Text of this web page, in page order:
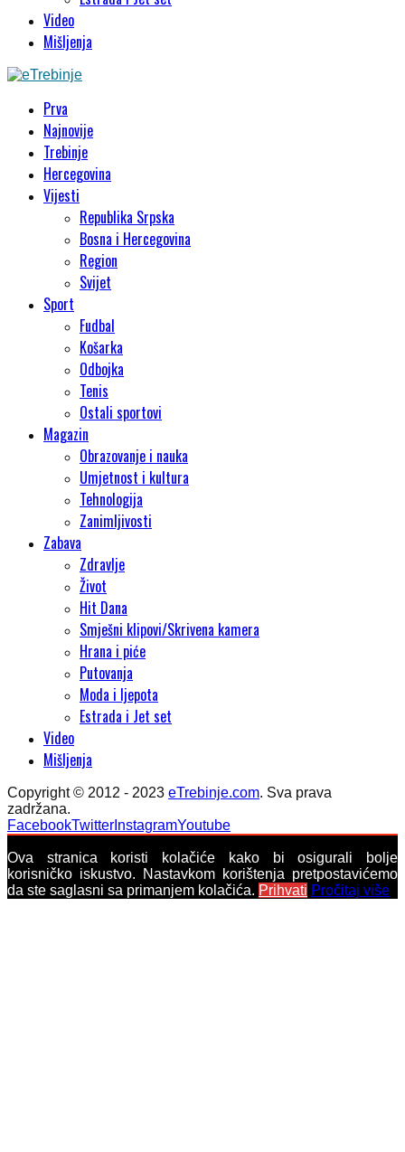
Video
Mišljenja
Prva
Najnovije
Trebinje
Hercegovina
Vijesti
Republika Srpska
Bosna i Hercegovina
Region
Svijet
Sport
Fudbal
Košarka
Odbojka
Tenis
Ostali sportovi
Magazin
Obrazovanje i nauka
Umjetnost i kultura
Tehnologija
Zanimljivosti
Zabava
Zdravlje
Život
Hit Dana
Smješni klipovi/Skrivena kamera
Hrana i piće
Putovanja
Moda i ljepota
Estrada i Jet set
Video
Mišljenja
Copyright © 2012 - 2023 eTrebinje.com. Sva prava
zadržana.
FacebookTwitter InstagramYoutube
Ova stranica koristi kolačiće kako bi osigurali bolje
korisničko iskustvo. Nastavkom korištenja pretpostavićemo
da ste saglasni sa primanjem kolačića. Prihvati Pročitaj više